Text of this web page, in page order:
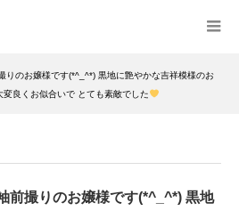
りのお嬢様です(*^_^*) 黒地に艶やかな吉祥模様のお
良くお似合いで とても素敵でした
前撮りのお嬢様です(*^_^*) 黒地